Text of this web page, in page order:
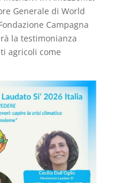
Generale di World
Campagna
la testimonianza
agricoli come